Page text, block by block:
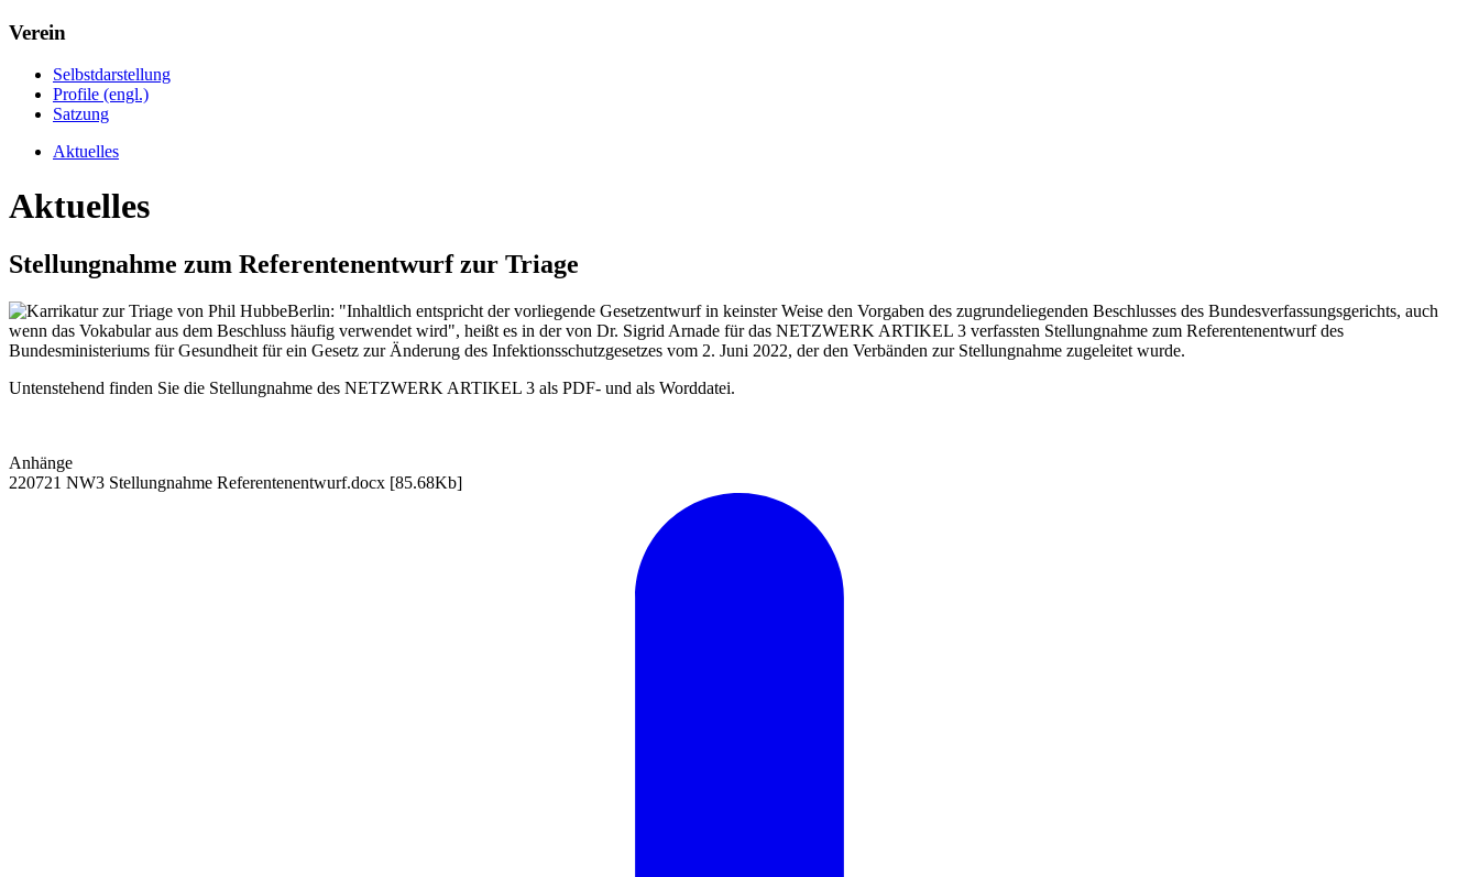
Verein
Selbstdarstellung
Profile (engl.)
Satzung
Aktuelles
Aktuelles
Stellungnahme zum Referentenentwurf zur Triage
Berlin: "Inhaltlich entspricht der vorliegende Gesetzentwurf in keinster Weise den Vorgaben des zugrundeliegenden Beschlusses des Bundesverfassungsgerichts, auch
wenn das Vokabular aus dem Beschluss häufig verwendet wird", heißt es in der von Dr. Sigrid Arnade für das NETZWERK ARTIKEL 3 verfassten Stellungnahme zum Referentenentwurf des
Bundesministeriums für Gesundheit für ein Gesetz zur Änderung des Infektionsschutzgesetzes vom 2. Juni 2022, der den Verbänden zur Stellungnahme zugeleitet wurde.
Untenstehend finden Sie die Stellungnahme des NETZWERK ARTIKEL 3 als PDF- und als Worddatei.
Anhänge
220721 NW3 Stellungnahme Referentenentwurf.docx [85.68Kb]